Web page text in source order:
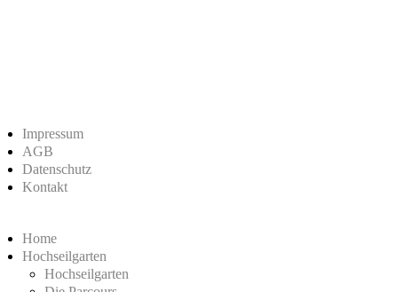
Impressum
AGB
Datenschutz
Kontakt
Home
Hochseilgarten
Hochseilgarten